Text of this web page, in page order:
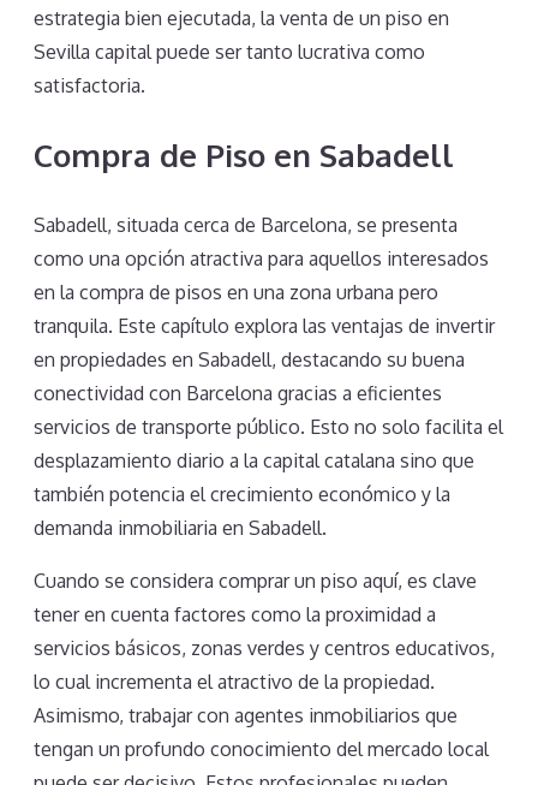
estrategia bien ejecutada, la venta de un piso en
Sevilla capital puede ser tanto lucrativa como
satisfactoria.
Compra de Piso en Sabadell
Sabadell, situada cerca de Barcelona, se presenta
como una opción atractiva para aquellos interesados
en la compra de pisos en una zona urbana pero
tranquila. Este capítulo explora las ventajas de invertir
en propiedades en Sabadell, destacando su buena
conectividad con Barcelona gracias a eficientes
servicios de transporte público. Esto no solo facilita el
desplazamiento diario a la capital catalana sino que
también potencia el crecimiento económico y la
demanda inmobiliaria en Sabadell.
Cuando se considera comprar un piso aquí, es clave
tener en cuenta factores como la proximidad a
servicios básicos, zonas verdes y centros educativos,
lo cual incrementa el atractivo de la propiedad.
Asimismo, trabajar con agentes inmobiliarios que
tengan un profundo conocimiento del mercado local